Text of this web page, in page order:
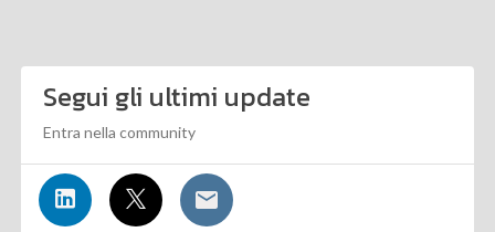
Segui gli ultimi update
Entra nella community